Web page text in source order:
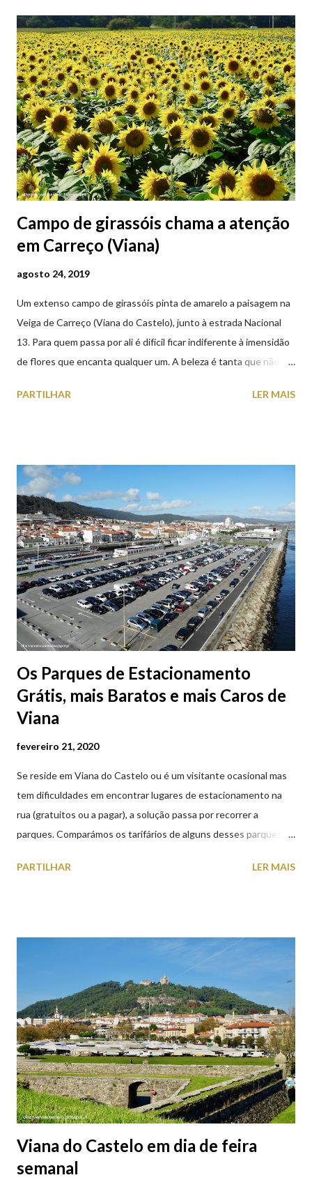
Campo de girassóis chama a atenção
em Carreço (Viana)
agosto 24, 2019
Um extenso campo de girassóis pinta de amarelo a paisagem na
Veiga de Carreço (Viana do Castelo), junto à estrada Nacional
13. Para quem passa por ali é difícil ficar indiferente à imensidão
de flores que encanta qualquer um. A beleza é tanta que não
aproveite a paisagem como cenário para tirar algumas
PARTILHAR LER MAIS
Os Parques de Estacionamento
Grátis, mais Baratos e mais Caros de
Viana
fevereiro 21, 2020
Se reside em Viana do Castelo ou é um visitante ocasional mas
tem dificuldades em encontrar lugares de estacionamento na
rua (gratuitos ou a pagar), a solução passa por recorrer a
parques. Comparámos os tarifários de alguns desses parques de
subterrâneos) perto do centro da cidade (entenda-se por
subterrâneos. O Parque da Estação Viana Shopping é grátis de
2ª a 5ª feira a partir das 20:00 (DIAS ÚTEIS)
PARTILHAR LER MAIS
Viana do Castelo em dia de feira
semanal